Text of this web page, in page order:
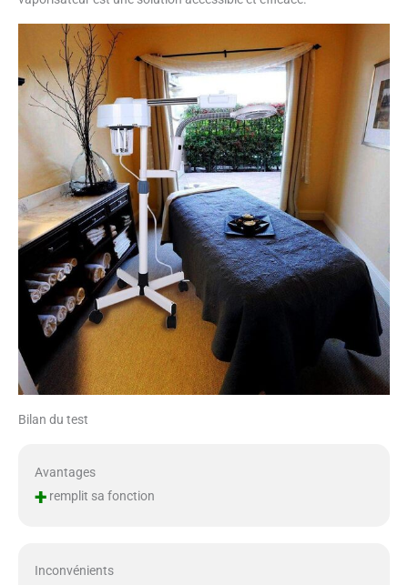
Bilan du test
Avantages
+remplit sa fonction
Inconvénients